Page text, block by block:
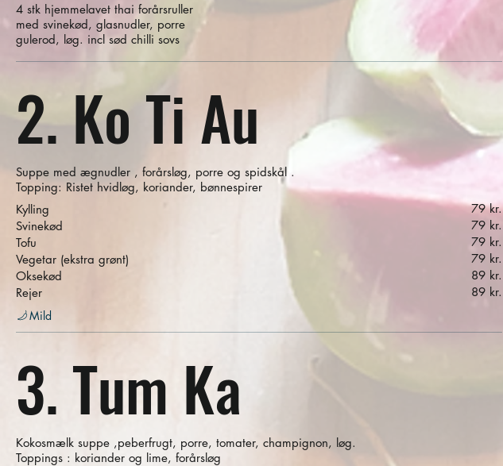
4 stk hjemmelavet thai forårsruller
med svinekød, glasnudler, porre
gulerod, løg. incl sød chilli sovs
2. Ko Ti Au
Suppe med ægnudler , forårsløg, porre og spidskål .
Topping: Ristet hvidløg, koriander, bønnespirer
Kylling
79 kr.
Svinekød
79 kr.
Tofu
79 kr.
Vegetar (ekstra grønt)
79 kr.
Oksekød
89 kr.
Rejer
89 kr.
Mild
3. Tum Ka
Kokosmælk suppe ,peberfrugt, porre, tomater, champignon, løg.
Toppings : koriander og lime, forårsløg